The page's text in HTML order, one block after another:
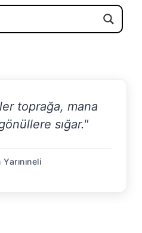
toprağa, mana
sığar."
Yarınıneli